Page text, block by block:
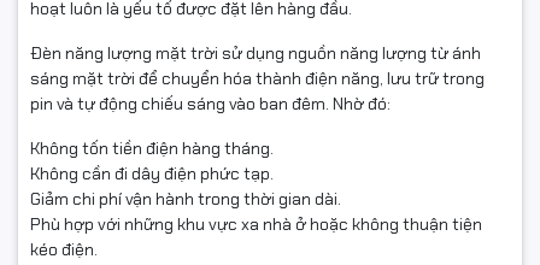
hoạt luôn là yếu tố được đặt lên hàng đầu.
Đèn năng lượng mặt trời sử dụng nguồn năng lượng từ ánh
sáng mặt trời để chuyển hóa thành điện năng, lưu trữ trong
pin và tự động chiếu sáng vào ban đêm. Nhờ đó:
Không tốn tiền điện hàng tháng.
Không cần đi dây điện phức tạp.
Giảm chi phí vận hành trong thời gian dài.
Phù hợp với những khu vực xa nhà ở hoặc không thuận tiện
kéo điện.